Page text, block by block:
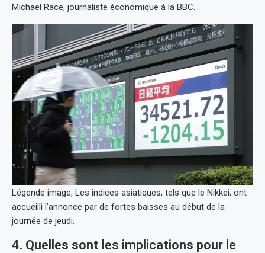
Michael Race, journaliste économique à la BBC.
Légende image, Les indices asiatiques, tels que le Nikkei, ont
accueilli l’annonce par de fortes baisses au début de la
journée de jeudi.
4. Quelles sont les implications pour le